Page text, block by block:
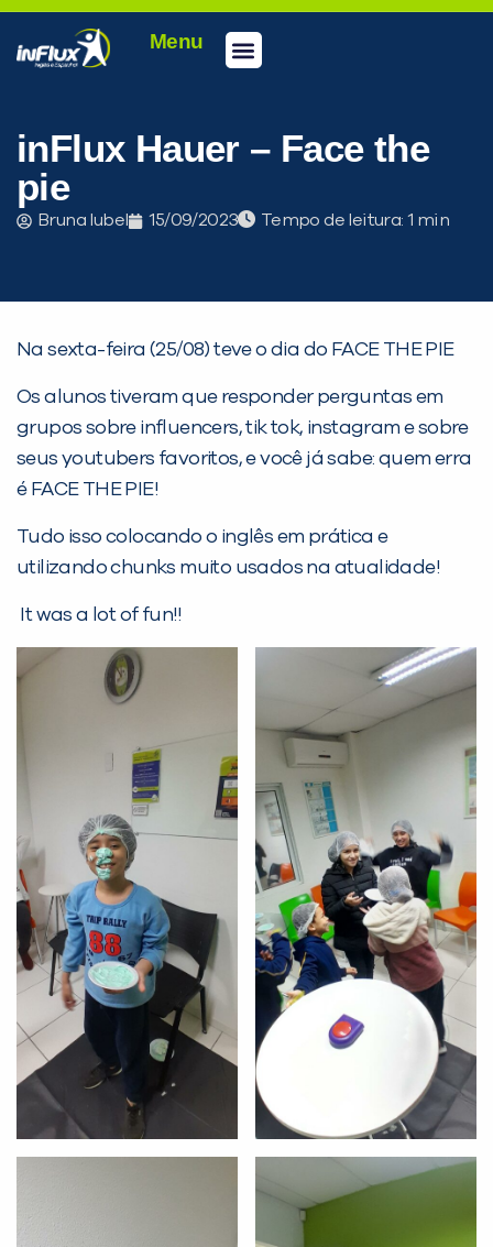
Menu
inFlux Hauer – Face the
pie
Bruna Iubel 15/09/2023 Tempo de leitura:
Na sexta-feira (25/08) teve o dia do FACE THE PIE
Os alunos tiveram que responder perguntas em
grupos sobre influencers, tik tok, instagram e sobre
seus youtubers favoritos, e você já sabe: quem erra
é FACE THE PIE!
Tudo isso colocando o inglês em prática e
utilizando chunks muito usados na atualidade!
It was a lot of fun!!
PEÇA UMA DEMONSTRAÇÃO DE MÉTODO
Não encontramos nenhuma unidade
inFlux nesta cidade ou bairro que
você digitou.
Preencha com seus dados abaixo e
já vamos te colocar em contato
com a